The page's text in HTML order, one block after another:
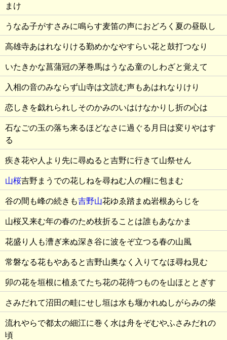
まけ
うなゐ子がすさみに鳴らす麦笛の声におどろく夏の昼臥し
高雄寺あはれなりける勤めかなやすらい花と鼓打つなり
いたきかな菖蒲冠の茅巻馬はうなゐ童のしわざと覚えて
入相の音のみならず山寺は文読む声もあはれなりけり
恋しきを戯れられしそのかみのいはけなかりし折の心は
石なごの玉の落ち来るほどなさに過ぐる月日は変りやはす
る
疾き花や人より先に尋ぬると吉野に行きて山祭せん
山桜吉野まうでの花しねを尋ねむ人の糧に包まむ
谷の間も峰の続きも吉野山花ゆゑ踏まぬ岩根あらじを
山桜又来む年の春のため枝折ることは誰もあなかま
花盛り人も漕ぎ来ぬ深き谷に波をぞ立つる春の山風
常磐なる花もやあると吉野山奥なく入りてなほ尋ね見む
卯の花を垣根に植ゑてたち花の花待つものを山ほととぎす
さみだれて沼田の畦にせし垣は水も堰かれぬしがらみの柴
流れやらで都太の細江に巻く水は舟をぞむやふさみだれの
頃